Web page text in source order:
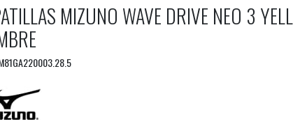
MIZUNO WAVE DRIVE NEO 3